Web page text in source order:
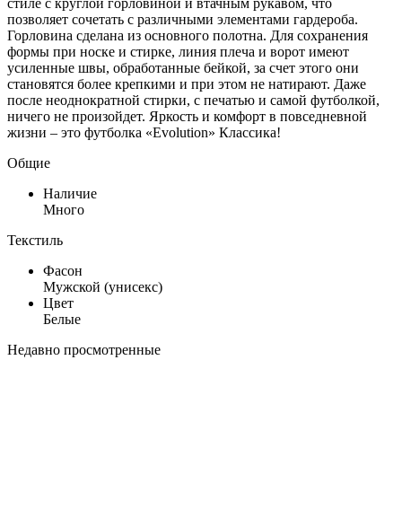
позволяет сочетать с различными элементами гардероба.
Горловина сделана из основного полотна. Для сохранения
формы при носке и стирке, линия плеча и ворот имеют
усиленные швы, обработанные бейкой, за счет этого они
становятся более крепкими и при этом не натирают. Даже
после неоднократной стирки, с печатью и самой футболкой,
ничего не произойдет. Яркость и комфорт в повседневной
жизни – это футболка «Evolution» Классика!
Общие
Наличие
Много
Текстиль
Фасон
Мужской (унисекс)
Цвет
Белые
Недавно просмотренные